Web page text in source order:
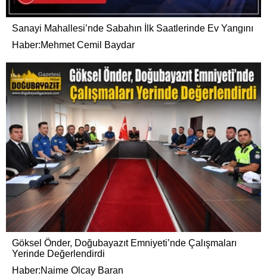
Sanayi Mahallesi’nde Sabahın İlk Saatlerinde Ev Yangını
Haber:Mehmet Cemil Baydar
Göksel Önder, Doğubayazıt Emniyeti’nde Çalışmaları
Yerinde Değerlendirdi
Haber:Naime Olcay Baran